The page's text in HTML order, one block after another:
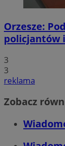
Orzesze:
policjantów
3
3
reklama
Zobacz